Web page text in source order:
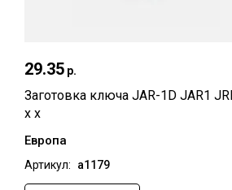
Заготовка ключа JAR-1D JAR1
x x
29.35 р.
Европа
Артикул: а1179